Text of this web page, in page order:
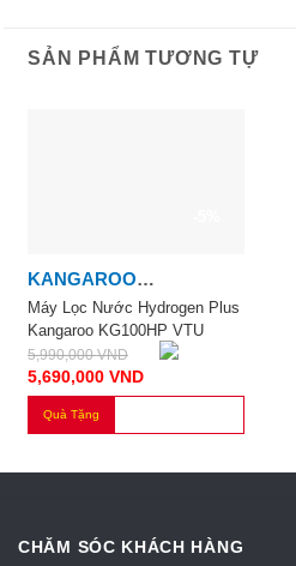
SẢN PHẨM TƯƠNG TỰ
KANGAROO
KANGAROO KG100HP
Máy Lọc Nước Hydrogen Plus
Kangaroo KG100HP VTU
5,990,000VND
5,690,000 VND
Quà Tặng
CHĂM SÓC KHÁCH HÀNG